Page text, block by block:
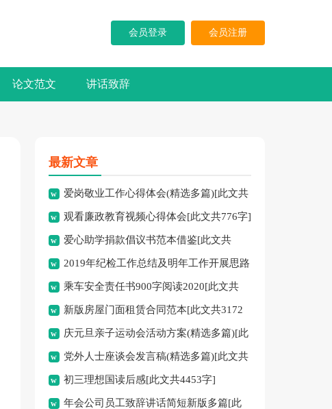
会员登录 会员注册
论文范文 讲话致辞
最新文章
爱岗敬业工作心得体会(精选多篇)[此文共
5587字]
观看廉政教育视频心得体会[此文共776字]
爱心助学捐款倡议书范本借鉴[此文共
2702字]
2019年纪检工作总结及明年工作开展思路
[此文共1291字]
乘车安全责任书900字阅读2020[此文共
2961字]
新版房屋门面租赁合同范本[此文共3172
字] 庆元旦亲子运动会活动方案(精选多篇)[此
文共4784字]
党外人士座谈会发言稿(精选多篇)[此文共
11793字]
初三理想国读后感[此文共4453字]
年会公司员工致辞讲话简短新版多篇[此